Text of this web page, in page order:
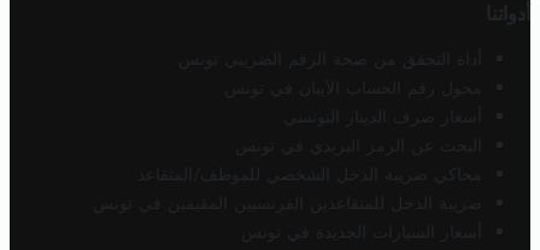
أدواتنا
أداة التحقق من صحة الرقم الضريبي تونس
محول رقم الحساب الآيبان في تونس
أسعار صرف الدينار التونسي
البحث عن الرمز البريدي في تونس
محاكي ضريبة الدخل الشخصي للموظف/المتقاعد
ضريبة الدخل للمتقاعدين الفرنسيين المقيمين في تونس
أسعار السيارات الجديدة في تونس